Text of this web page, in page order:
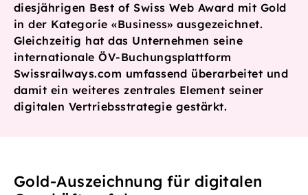
diesjährigen Best of Swiss Web Award mit Gold
in der Kategorie «Business» ausgezeichnet.
Gleichzeitig hat das Unternehmen seine
internationale ÖV-Buchungsplattform
Swissrailways.com umfassend überarbeitet und
damit ein weiteres zentrales Element seiner
digitalen Vertriebsstrategie gestärkt.
Gold-Auszeichnung für digitalen